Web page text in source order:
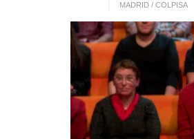
MADRID / COLPISA